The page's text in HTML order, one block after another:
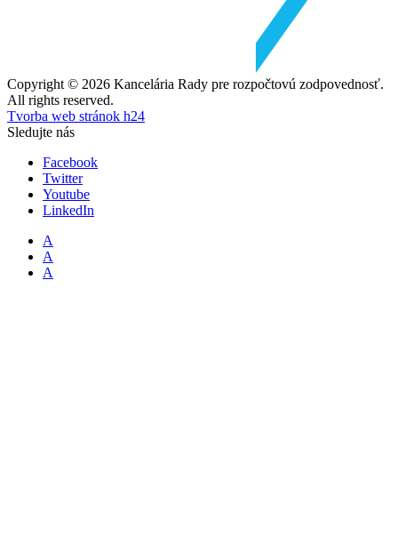
Copyright © 2026 Kancelária Rady pre rozpočtovú zodpovednosť.
All rights reserved.
Tvorba web stránok h24
Sledujte nás
Facebook
Twitter
Youtube
LinkedIn
A
A
A